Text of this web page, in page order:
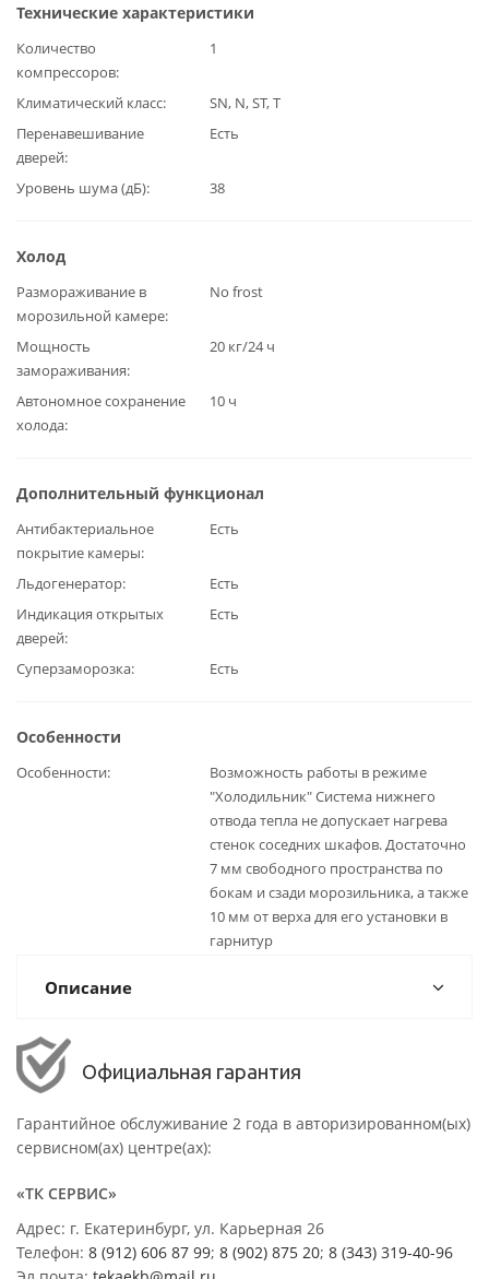
Технические характеристики
Количество
компрессоров
1
Климатический класс
SN, N, ST, T
Перенавешивание
дверей
Есть
Уровень шума (дБ) 38
Холод
Размораживание в
морозильной камере
No frost
Мощность
замораживания
20 кг/24 ч
Автономное сохранение
холода
10 ч
Дополнительный функционал
Антибактериальное
покрытие камеры
Есть
Льдогенератор
Есть
Индикация открытых
дверей
Есть
Суперзаморозка Есть
Особенности
Особенности
Возможность работы в режиме
"Холодильник" Система нижнего
отвода тепла не допускает нагрева
стенок соседних шкафов. Достаточно
7 мм свободного пространства по
бокам и сзади морозильника, а также
10 мм от верха для его установки в
гарнитур
Описание
Официальная гарантия
Гарантийное обслуживание 2 года в авторизированном(ых)
сервисном(ах) центре(ах):
«ТК СЕРВИС»
Адрес: г. Екатеринбург, ул. Карьерная 26
Телефон: 8 (912) 606 87 99; 8 (902) 875 20; 8 (343) 319-40-96